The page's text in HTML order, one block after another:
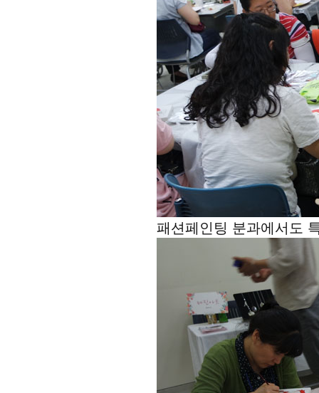
패션페인팅 분과에서도